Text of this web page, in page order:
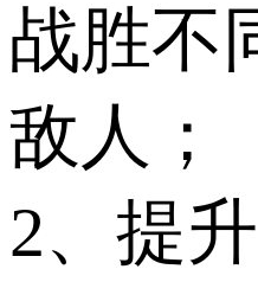
战胜不
敌人；
2、提